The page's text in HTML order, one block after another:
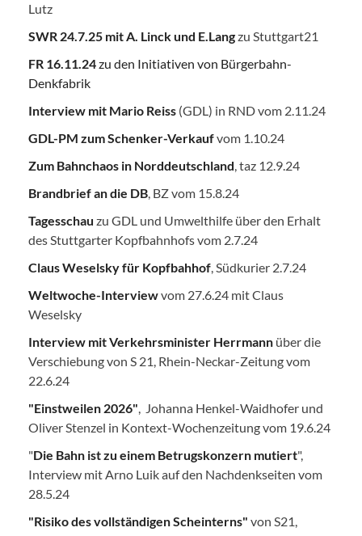
Lutz
SWR 24.7.25 mit A. Linck und E.Langzu Stuttgart21
FR 16.11.24zu den Initiativen von Bürgerbahn-
Denkfabrik
Interview mit Mario Reiss (GDL) in RND vom 2.11.24
GDL-PM zum Schenker-Verkaufvom 1.10.24
Zum Bahnchaos in Norddeutschland, taz 12.9.24
Brandbrief an die DB, BZ vom 15.8.24
Tagesschau zu GDL und Umwelthilfe über den Erhalt
des Stuttgarter Kopfbahnhofs vom 2.7.24
Claus Weselsky für Kopfbahhof, Südkurier 2.7.24
Weltwoche-Interviewvom 27.6.24 mit Claus
Weselsky
Interview mit Verkehrsminister Herrmann über die
Verschiebung von S 21, Rhein-Neckar-Zeitung vom
22.6.24
"Einstweilen 2026", Johanna Henkel-Waidhofer und
Oliver Stenzel in Kontext-Wochenzeitung vom 19.6.24
"Die Bahn ist zu einem Betrugskonzern mutiert",
Interview mit Arno Luik auf den Nachdenkseiten vom
28.5.24
"Risiko des vollständigen Scheinterns" von S21,